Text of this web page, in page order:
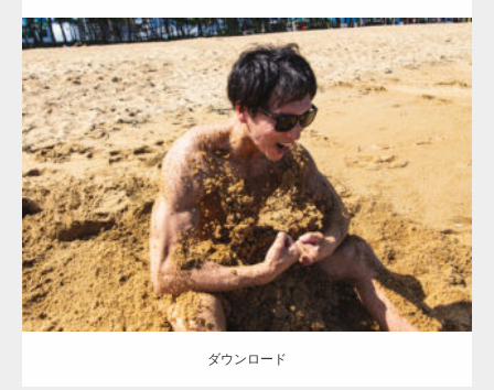
Update:2021.07.8
Category:海のマッチョ オレンジの人 AKIHITO(細マッチョ)
ダウンロード
ダウンロード